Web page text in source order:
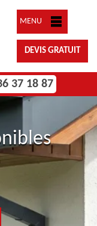
MENU
DEVIS GRATUIT
37 18 87